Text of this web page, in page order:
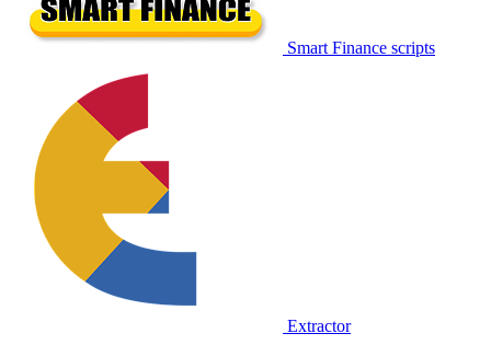
Smart Finance scripts
Extractor